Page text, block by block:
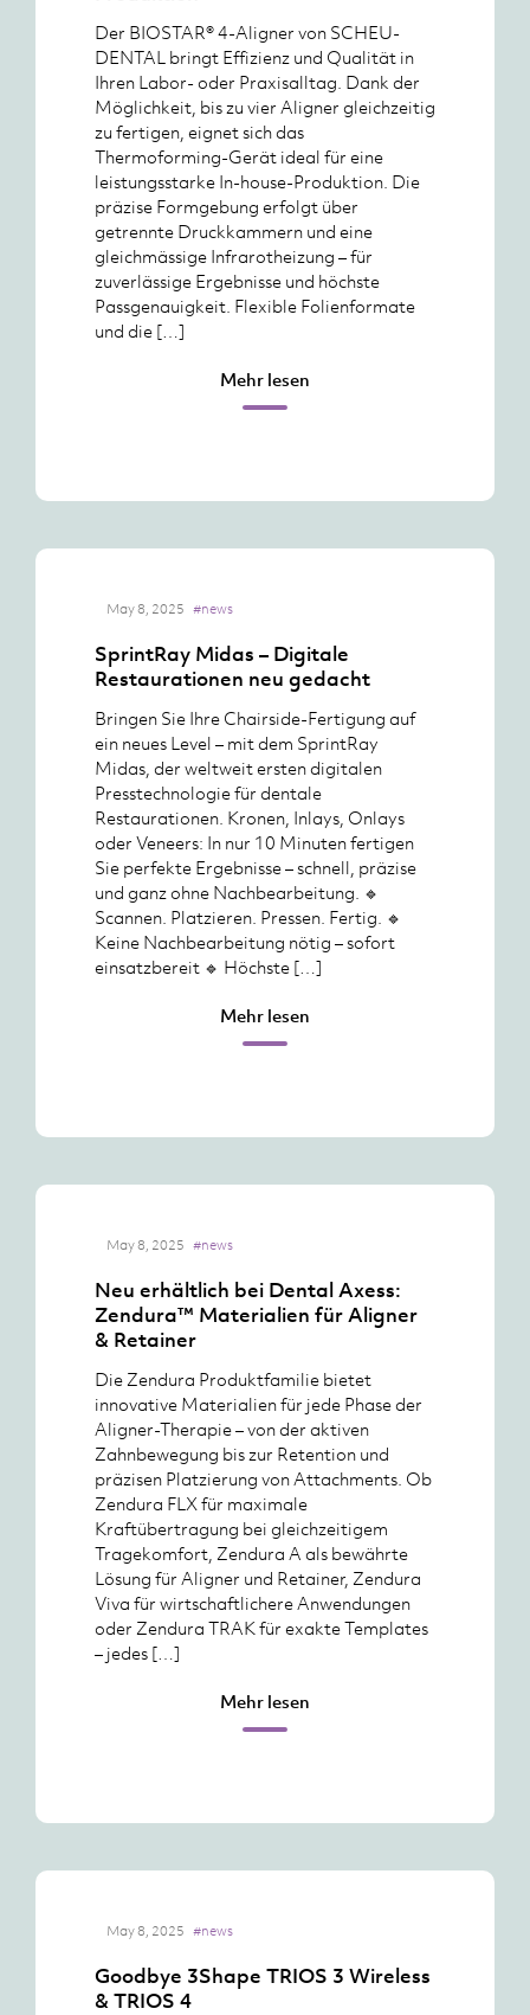
Der BIOSTAR® 4-Aligner von SCHEU-
DENTAL bringt Effizienz und Qualität in
Ihren Labor- oder Praxisalltag. Dank der
Möglichkeit, bis zu vier Aligner gleichzeitig
zu fertigen, eignet sich das
Thermoforming-Gerät ideal für eine
leistungsstarke In-house-Produktion. Die
präzise Formgebung erfolgt über
getrennte Druckkammern und eine
gleichmässige Infrarotheizung – für
zuverlässige Ergebnisse und höchste
Passgenauigkeit. Flexible Folienformate
und die […]
Mehr lesen
May 8, 2025 #news
SprintRay Midas – Digitale
Restaurationen neu gedacht
Bringen Sie Ihre Chairside-Fertigung auf
ein neues Level – mit dem SprintRay
Midas, der weltweit ersten digitalen
Presstechnologie für dentale
Restaurationen. Kronen, Inlays, Onlays
oder Veneers: In nur 10 Minuten fertigen
Sie perfekte Ergebnisse – schnell, präzise
und ganz ohne Nachbearbeitung. 🔹
Scannen. Platzieren. Pressen. Fertig. 🔹
Keine Nachbearbeitung nötig – sofort
einsatzbereit 🔹 Höchste […]
Mehr lesen
May 8, 2025 #news
Neu erhältlich bei Dental Axess:
Zendura™ Materialien für Aligner
& Retainer
Die Zendura Produktfamilie bietet
innovative Materialien für jede Phase der
Aligner-Therapie – von der aktiven
Zahnbewegung bis zur Retention und
präzisen Platzierung von Attachments. Ob
Zendura FLX für maximale
Kraftübertragung bei gleichzeitigem
Tragekomfort, Zendura A als bewährte
Lösung für Aligner und Retainer, Zendura
Viva für wirtschaftlichere Anwendungen
oder Zendura TRAK für exakte Templates
– jedes […]
Mehr lesen
May 8, 2025 #news
Goodbye 3Shape TRIOS 3 Wireless
& TRIOS 4